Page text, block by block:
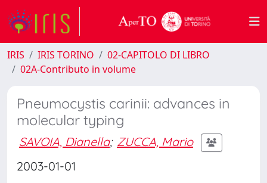
IRIS IRIS TORINO
02-CAPITOLO DI LIBRO
02A-Contributo in volume
Pneumocystis carinii: advances in
molecular typing
SAVOIA, Dianella; ZUCCA, Mario
2003-01-01